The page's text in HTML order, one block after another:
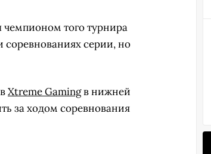
чемпионом того турнира
соревнованиях серии, но
Xtreme Gamingв нижней
за ходом соревнования